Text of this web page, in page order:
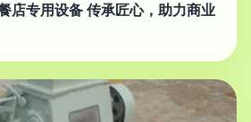
店专用设备 传承匠心，助力商业